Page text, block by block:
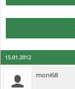
15.01.2012
moni68